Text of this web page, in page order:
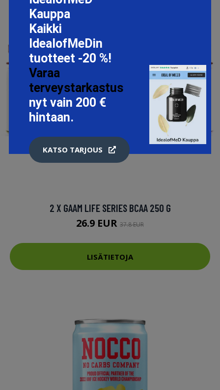
2 X GAAM LIFE SERIES BCAA 250 G
26.9 EUR 37.8 EUR
LISÄTIETOJA
Kauppa
Kaikki
IdealofMeDin
tuotteet -20 %!
Varaa
terveystarkastus
nyt vain 200 €
hintaan.
KATSO TARJOUS